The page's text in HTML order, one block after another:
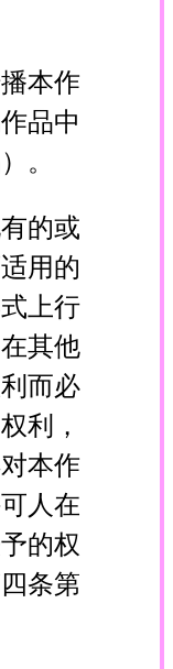
本作
品中
。
的或
用的
上行
其他
而必
利，
本作
人在
的权
条第